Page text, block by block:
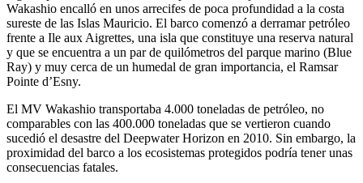
Wakashio encalló en unos arrecifes de poca profundidad a la costa
sureste de las Islas Mauricio. El barco comenzó a derramar petróleo
frente a Ile aux Aigrettes, una isla que constituye una reserva natural
y que se encuentra a un par de quilómetros del parque marino (Blue
Ray) y muy cerca de un humedal de gran importancia, el Ramsar
Pointe d’Esny.
El MV Wakashio transportaba 4.000 toneladas de petróleo, no
comparables con las 400.000 toneladas que se vertieron cuando
sucedió el desastre del Deepwater Horizon en 2010. Sin embargo, la
proximidad del barco a los ecosistemas protegidos podría tener unas
consecuencias fatales.